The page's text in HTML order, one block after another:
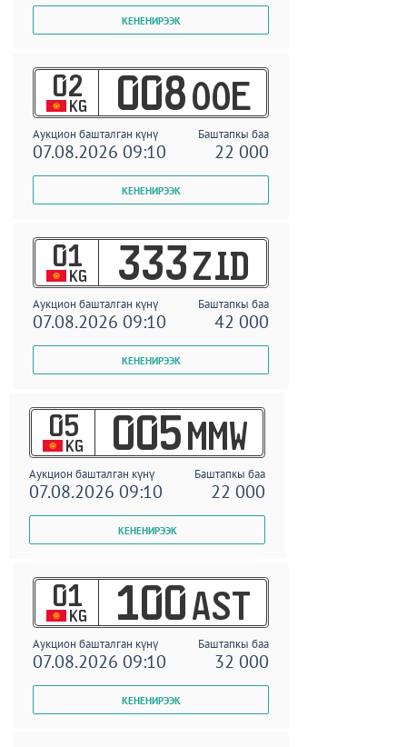
02
KG 008 OOE
Аукцион башталган күнү Баштапкы баа
07.08.2026 09:10 22 000
01
KG 333 ZID
Аукцион башталган күнү Баштапкы баа
07.08.2026 09:10 42 000
05
KG 005 MMW
Аукцион башталган күнү Баштапкы баа
07.08.2026 09:10 22 000
01
KG 100 AST
Аукцион башталган күнү Баштапкы баа
07.08.2026 09:10 32 000